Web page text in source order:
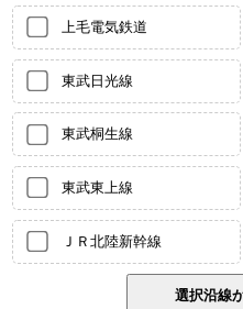
上毛電気鉄道
東武日光線
東武桐生線
東武東上線
ＪＲ北陸新幹線